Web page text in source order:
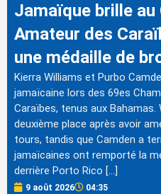
Jamaïque brille au
Amateur des
une médaille de
Kierra Williams et Purbo
jamaïcaine lors des 69es
Caraïbes, tenus aux Bahamas.
deuxième place après avoir
tours, tandis que Camden a
jamaïcaines ont remporté la
derrière Porto Rico […]
9 août 2026 04:35